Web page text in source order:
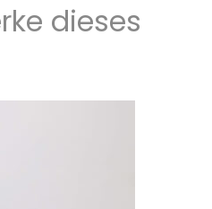
dieses